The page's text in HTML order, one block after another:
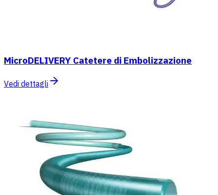
MicroDELIVERY Catetere di Embolizzazione
Vedi dettagli